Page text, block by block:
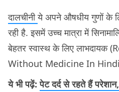
दालचीनीये अपने औषधीय गुणों के
रही है. इसमें उच्च मात्रा में
बेहतर स्वास्थ के लिए लाभदायक
Without Medicine In Hindi)
ये भी पढ़ें:पेट दर्द से रहते हैं